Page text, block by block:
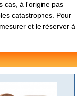
cas, à l'origine pas
catastrophes. Pour
et le réserver à